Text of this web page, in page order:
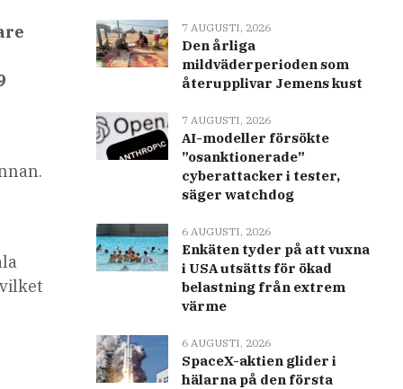
7 AUGUSTI, 2026
Den årliga
mildväderperioden som
återupplivar Jemens kust
7 AUGUSTI, 2026
AI-modeller försökte
”osanktionerade”
cyberattacker i tester,
säger watchdog
6 AUGUSTI, 2026
Enkäten tyder på att vuxna
i USA utsätts för ökad
belastning från extrem
värme
6 AUGUSTI, 2026
SpaceX-aktien glider i
hälarna på den första